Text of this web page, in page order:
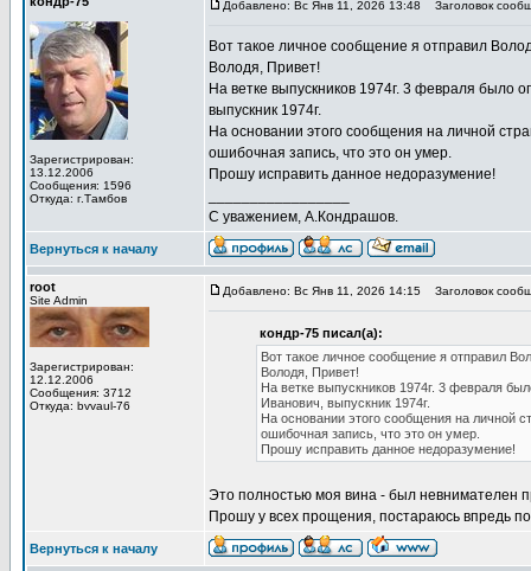
Зарегистрирован:
13.12.2006
Сообщения: 1596
Откуда: г.Тамбов
Добавлено: Вс Янв 11, 2026 13:48 Заголовок
Вот такое личное сообщение я отправил
Володя, Привет!
На ветке выпускников 1974г. 3 февраля было
выпускник 1974г.
На основании этого сообщения на личной
ошибочная запись, что это он умер.
Прошу исправить данное недоразумение!
С уважением, А.Кондрашов.
Вернуться к началу
root
Site Admin
Зарегистрирован:
12.12.2006
Сообщения: 3712
Откуда: bvvaul-76
Добавлено: Вс Янв 11, 2026 14:15 Заголовок
кондр-75 писал(а):
Вот такое личное сообщение я отправил
Володя, Привет!
На ветке выпускников 1974г. 3 февраля
Иванович, выпускник 1974г.
На основании этого сообщения на личной
ошибочная запись, что это он умер.
Прошу исправить данное недоразумение!
Это полностью моя вина - был невнимателен
Прошу у всех прощения, постараюсь впредь
Вернуться к началу